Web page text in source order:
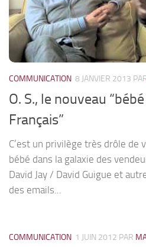
COMMUNICATION 8 JANVIER 2013
O. S., le nouveau
Français”
C’est un privilège très drôle de
bébé dans la galaxie des
David Jay / David Guigue et
des emails...
COMMUNICATION 1 JUIN 2012 PAR